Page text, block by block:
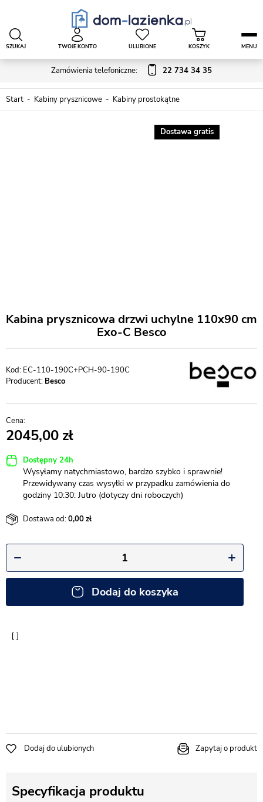
Zamówienia telefoniczne: 22 734 34 35
SZUKAJ TWOJE KONTO ULUBIONE KOSZYK MENU
Start Kabiny prysznicowe Kabiny prostokątne
Dostawa gratis
Kabina prysznicowa drzwi uchylne 110x90 cm
Exo-C Besco
EC-110-190C+PCH-90-190C
Producent: Besco
2045,00
Dostępny 24h
Wysyłamy natychmiastowo, bardzo szybko i sprawnie!
Przewidywany czas wysyłki w przypadku zamówienia do
godziny 10:30: Jutro (dotyczy dni roboczych)
Dostawa od:0,00
Dodaj do koszyka
Dodaj do ulubionych Zapytaj o produkt
Specyfikacja produktu